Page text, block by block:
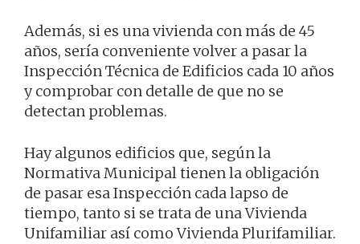
Además, si es una vivienda con más de 45
años, sería conveniente volver a pasar la
Inspección Técnica de Edificios cada 10 años
y comprobar con detalle de que no se
detectan problemas.
Hay algunos edificios que, según la
Normativa Municipal tienen la obligación
de pasar esa Inspección cada lapso de
tiempo, tanto si se trata de una Vivienda
Unifamiliar así como Vivienda Plurifamiliar.